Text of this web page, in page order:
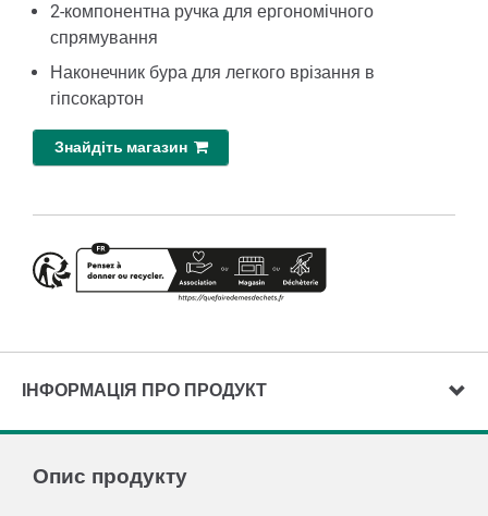
2-компонентна ручка для ергономічного
спрямування
Наконечник бура для легкого врізання в
гіпсокартон
Знайдіть магазин
ІНФОРМАЦІЯ ПРО ПРОДУКТ
Опис продукту